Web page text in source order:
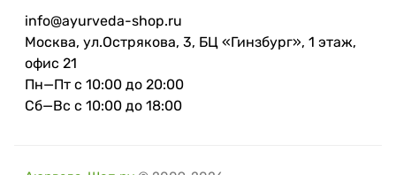
info@ayurveda-shop.ru
Москва, ул.Острякова, 3, БЦ «Гинзбург», 1 этаж,
офис 21
Пн—Пт с 10:00 до 20:00
Сб—Вс с 10:00 до 18:00